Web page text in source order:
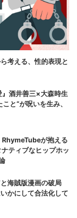
考える、性的表現と
酒井善三×大森時生
と“が呪いを生み、
RhymeTubeが抱える
ティブなヒップホッ
海賊版漫画の破局
かにして合法化して